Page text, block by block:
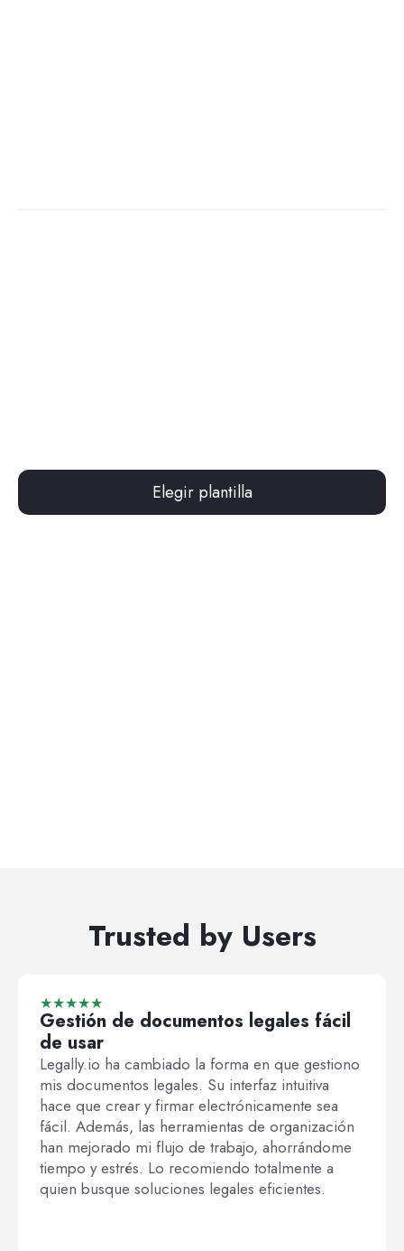
Elegir plantilla
Trusted by Users
★★★★★
Gestión de documentos legales fácil
de usar
Legally.io ha cambiado la forma en que gestiono
mis documentos legales. Su interfaz intuitiva
hace que crear y firmar electrónicamente sea
fácil. Además, las herramientas de organización
han mejorado mi flujo de trabajo, ahorrándome
tiempo y estrés. Lo recomiendo totalmente a
quien busque soluciones legales eficientes.